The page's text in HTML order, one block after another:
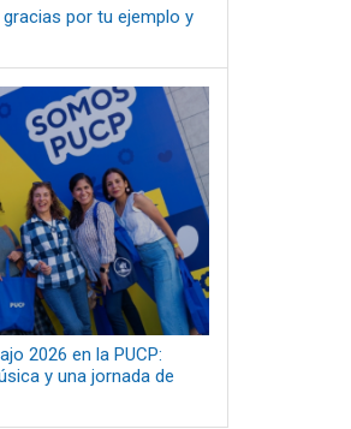
gracias por tu ejemplo y
2026 en la PUCP:
y una jornada de